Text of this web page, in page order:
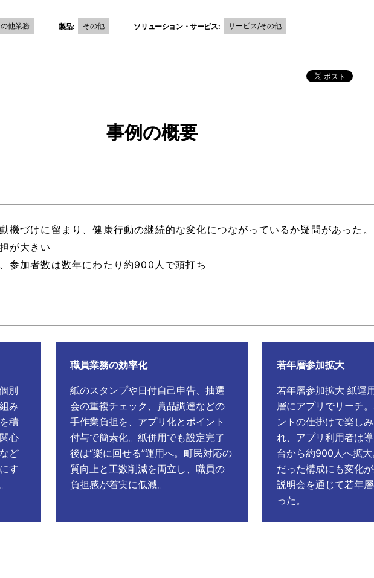
他業務 製品: その他 ソリューション・サービス: サービス/その他
事例の概要
機づけに留まり、健康行動の継続的な変化につながっているか疑問があった。
が大きい
参加者数は数年にわたり約900人で頭打ち
別
み
積
心
ど
す
職員業務の効率化
紙のスタンプや日付自己申告、抽選
会の重複チェック、賞品調達などの
手作業負担を、アプリ化とポイント
付与で簡素化。紙併用でも設定完了
後は“楽に回せる”運用へ。町民対応の
質向上と工数削減を両立し、職員の
負担感が着実に低減。
若年層参加拡大
若年層参加拡大 紙運
層にアプリでリーチ
ントの仕掛けで楽し
れ、アプリ利用者は
台から約900人へ拡
だった構成にも変化
説明会を通じて若年
った。